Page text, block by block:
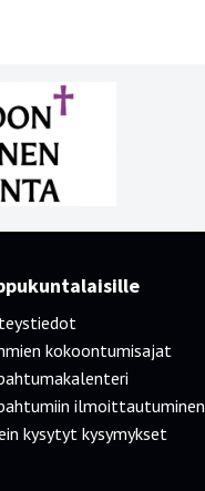
kokoontumisajat
ilmoittautuminen
kysytyt kysymykset